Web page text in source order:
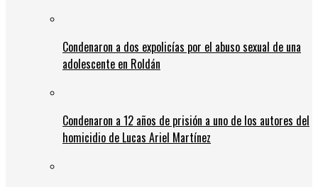
Condenaron a dos expolicías por el abuso sexual de una
adolescente en Roldán
Condenaron a 12 años de prisión a uno de los autores del
homicidio de Lucas Ariel Martínez